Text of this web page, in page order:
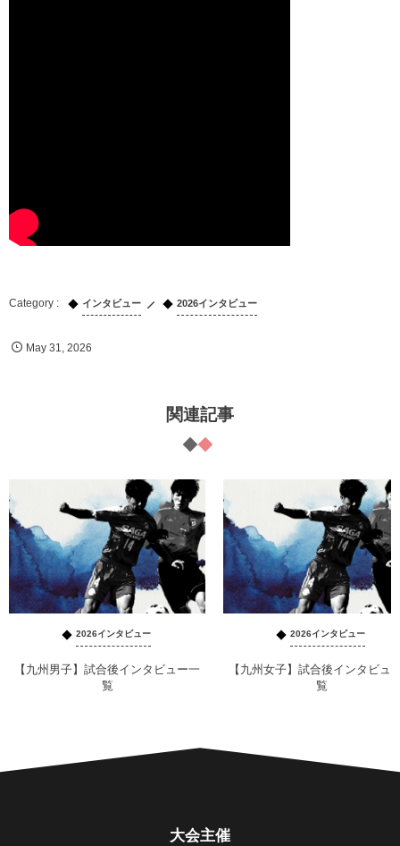
インタビュー 2026インタビュー
May 31 ,2026
関連記事
2026インタビュー
【九州男子】試合後インタビュー一
覧
2026インタビュー
【九州女子】試合後インタビュ
覧
大会主催